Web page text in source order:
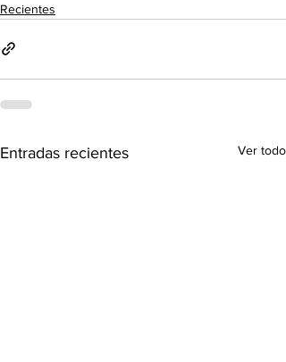
Recientes
Entradas recientes Ver todo